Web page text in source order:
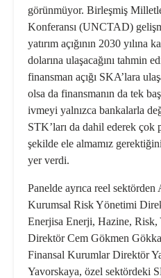
görünmüyor. Birleşmiş
Konferansı (UNCTAD)
yatırım açığının 2030
dolarına ulaşacağını tahmin
finansman açığı SKA’lara
olsa da finansmanın da tek
ivmeyi yalnızca bankalarla
STK’ları da dahil ederek çok
şekilde ele almamız
yer verdi.
Panelde ayrıca reel
Kurumsal Risk Yönetimi
Enerjisa Enerji, Hazine, Risk,
Direktör Cem Gökmen
Finansal Kurumlar Direktör
Yavorskaya, özel sektördeki